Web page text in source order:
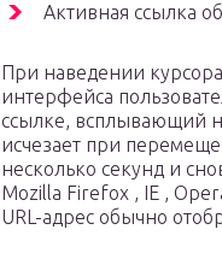
Активная ссылка
При наведении
интерфейса
ссылке, всплывающий
исчезает при
несколько секунд и
Mozilla Firefox , IE ,
URL-адрес обычно